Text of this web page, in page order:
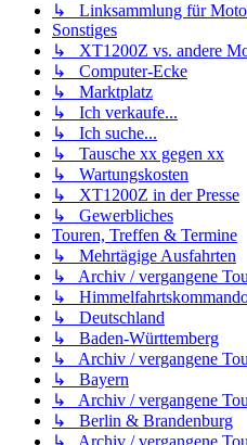
↳ Linksammlung für
Sonstiges
↳ XT1200Z vs. andere
↳ Computer-Ecke
↳ Marktplatz
↳ Ich verkaufe...
↳ Ich suche...
↳ Tausche xx gegen xx
↳ Wartungskosten
↳ XT1200Z in der Presse
↳ Gewerbliches
Touren, Treffen & Termine
↳ Mehrtägige Ausfahrten
↳ Archiv / vergangene
↳
↳ Deutschland
↳ Baden-Württemberg
↳ Archiv / vergangene
↳ Bayern
↳ Archiv / vergangene
↳ Berlin & Brandenburg
↳ Archiv / vergangene